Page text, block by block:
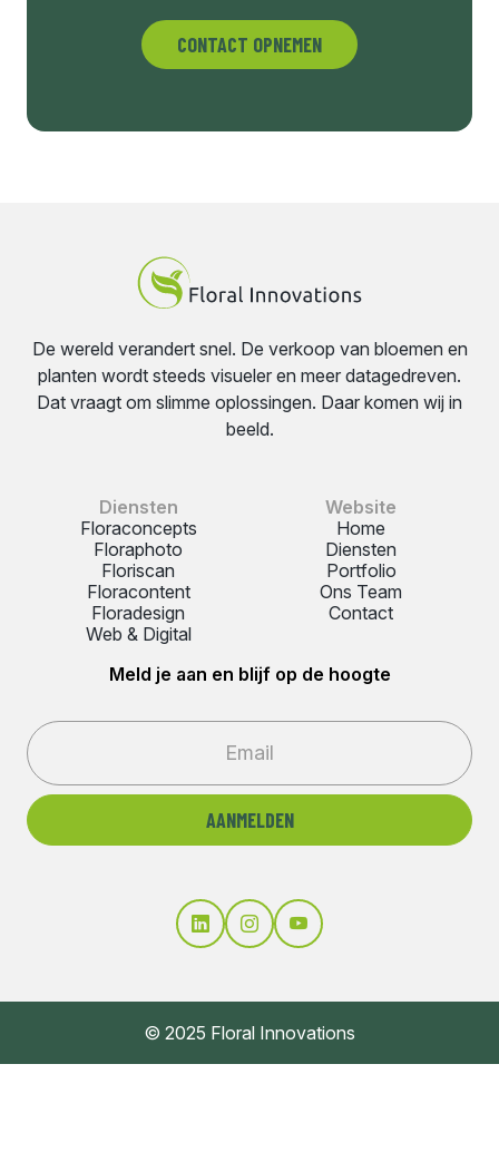
CONTACT OPNEMEN
De wereld verandert snel. De verkoop van bloemen en
planten wordt steeds visueler en meer datagedreven.
Dat vraagt om slimme oplossingen. Daar komen wij in
beeld.
Diensten
Floraconcepts
Floraphoto
Floriscan
Floracontent
Floradesign
Web & Digital
Website
Home
Diensten
Portfolio
Ons Team
Contact
Meld je aan en blijf op de hoogte
© 2025 Floral Innovations